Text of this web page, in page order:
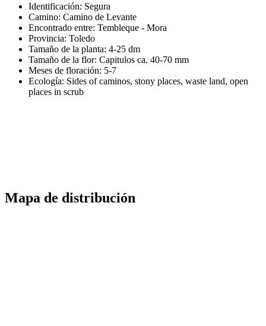
Identificación: Segura
Camino: Camino de Levante
Encontrado entre: Tembleque - Mora
Provincia: Toledo
Tamaño de la planta: 4-25 dm
Tamaño de la flor: Capitulos ca. 40-70 mm
Meses de floración: 5-7
Ecología: Sides of caminos, stony places, waste land, open
places in scrub
Mapa de distribución